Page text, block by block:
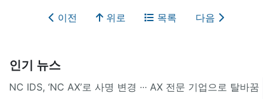
이전 위로 목록 다음
인기 뉴스
NC IDS, ‘NC AX’로 사명 변경 ∙∙∙ AX 전문 기업으로 탈바꿈